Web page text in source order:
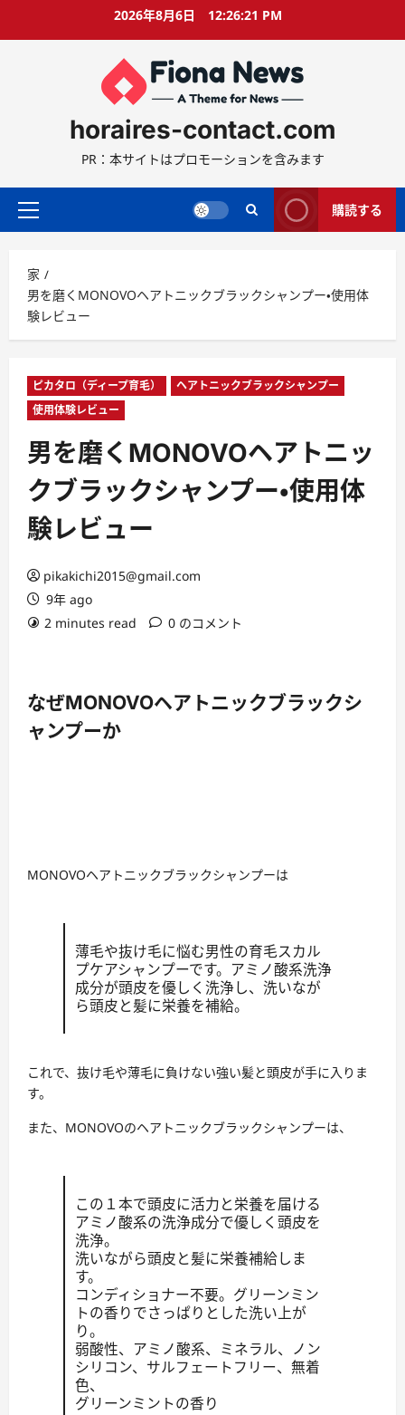
2026年8月6日 12:26:22 PM
horaires-contact.com
PR：本サイトはプロモーションを含みます
プ
マ
リ
ー
メ
ュ
ー
購読する
家
男を磨くMONOVOヘアトニックブラックシャンプー・使用体
験レビュー
ピカタロ（ディープ育毛）
ヘアトニックブラックシャンプー
使用体験レビュー
男を磨くMONOVOヘアトニッ
クブラックシャンプー・使用体
験レビュー
pikakichi2015@gmail.com
9年 ago
2 minutes read
0 のコメント
なぜMONOVOヘアトニックブラックシ
ャンプーか
MONOVOヘアトニックブラックシャンプーは
薄毛や抜け毛に悩む男性の育毛スカル
プケアシャンプーです。アミノ酸系洗浄
成分が頭皮を優しく洗浄し、洗いなが
ら頭皮と髪に栄養を補給。
これで、抜け毛や薄毛に負けない強い髪と頭皮が手に入りま
す。
また、MONOVOのヘアトニックブラックシャンプーは、
この１本で頭皮に活力と栄養を届ける
アミノ酸系の洗浄成分で優しく頭皮を
洗浄。
洗いながら頭皮と髪に栄養補給しま
す。
コンディショナー不要。グリーンミン
トの香りでさっぱりとした洗い上が
り。
弱酸性、アミノ酸系、ミネラル、ノン
シリコン、サルフェートフリー、無着
色、
グリーンミントの香り